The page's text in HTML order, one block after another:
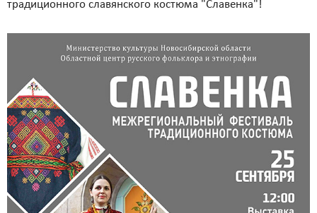
традиционного славянского костюма "Славенка"!